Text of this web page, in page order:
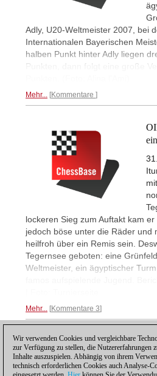
Adly, U20-Weltmeister 2007, bei
Internationalen Bayerischen
halben Punkt hinter Adly liegen
Punkten, dann folgt eine große
Mehr... Kommentare
lockeren Sieg zum Auftakt kam
jedoch böse unter die Räder und
heilfroh über ein Remis sein.
Tegernsee geboten: eine
Weltmeister, ein ägyptischer
Mehr... Kommentare 3
1
Wir verwenden Cookies und vergleichbare
zur Verfügung zu stellen, die Nutzererfahrungen
Inhalte auszuspielen. Abhängig von ihrem
technisch erforderlichen Cookies auch Analyse-